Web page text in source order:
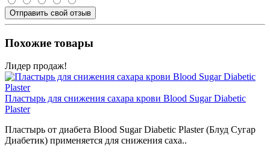
Отправить свой отзыв
Похожие товары
Лидер продаж!
Пластырь для снижения сахара крови Blood Sugar Diabetic
Plaster
Пластырь от диабета Blood Sugar Diabetic Plaster (Блуд Сугар
Диабетик) применяется для снижения саха..